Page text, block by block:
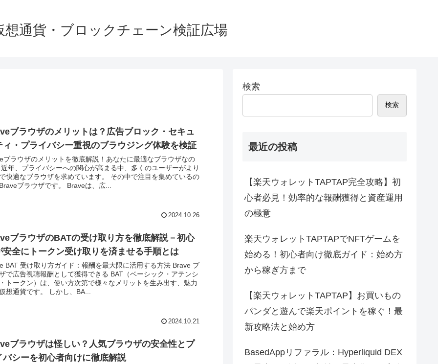
想通貨・ブロックチェーン検証広場
ブラウザのメリットは？広告ブロック・セキュ
ィ・プライバシー重視のブラウジング体験を検証
ブラウザのメリットを徹底解説！あなたに最適なブラウザなの
年、プライバシーへの関心が高まる中、多くのユーザーがより
快適なブラウザを求めています。 その中で注目を集めているの
ブラウザです。 Braveは、広...
2024.10.26
ブラウザのBATの受け取り方を徹底解説－初心
安全にトークン受け取りを済ませる手順とは
BAT 受け取り方ガイド：報酬を最大限に活用する方法 Brave ブ
で広告視聴報酬として獲得できる BAT（ベーシック・アテンシ
トークン）は、使い方次第で様々なメリットを生み出す、魅力
想通貨です。 しかし、BA...
2024.10.21
ブラウザは怪しい？人気ブラウザの安全性とプ
バシーを初心者向けに徹底解説
検索
検索
最近の投稿
【楽天ウォレットTAPTAP完全攻略】初
心者必見！効率的な報酬獲得と資産運用
の極意
楽天ウォレットTAPTAPでNFTゲームを
始める！初心者向け徹底ガイド：始め方
から稼ぎ方まで
【楽天ウォレットTAPTAP】お買いもの
パンダと遊んで楽天ポイントを稼ぐ！最
新攻略法と始め方
BasedAppリファラル：Hyperliquid DEX